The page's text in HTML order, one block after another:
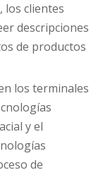
los clientes
descripciones
de productos
los terminales
y el
de